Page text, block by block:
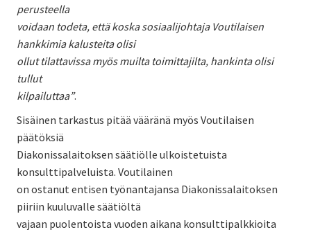
perusteella
voidaan todeta, että koska sosiaalijohtaja Voutilaisen
hankkimia kalusteita olisi
ollut tilattavissa myös muilta toimittajilta, hankinta olisi
tullut
kilpailuttaa”.
Sisäinen tarkastus pitää vääränä myös Voutilaisen
päätöksiä
Diakonissalaitoksen säätiölle ulkoistetuista
konsulttipalveluista. Voutilainen
on ostanut entisen työnantajansa Diakonissalaitoksen
piiriin kuuluvalle säätiöltä
vajaan puolentoista vuoden aikana konsulttipalkkioita